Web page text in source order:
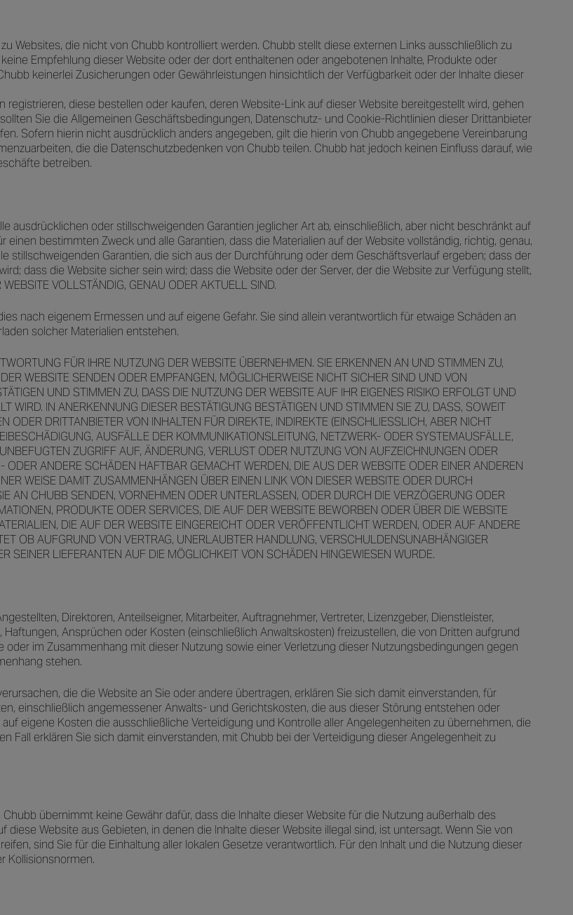
Websites, die nicht von Chubb kontrolliert werden. Chubb stellt diese externen Links ausschließlich zu
Empfehlung dieser Website oder der dort enthaltenen oder angebotenen Inhalte, Produkte oder
keinerlei Zusicherungen oder Gewährleistungen hinsichtlich der Verfügbarkeit oder der Inhalte dieser
diese bestellen oder kaufen, deren Website-Link auf dieser Website bereitgestellt wird, gehen
Sie die Allgemeinen Geschäftsbedingungen, Datenschutz- und Cookie-Richtlinien dieser Drittanbieter
Sofern hierin nicht ausdrücklich anders angegeben, gilt die hierin von Chubb angegebene Vereinbarung
die die Datenschutzbedenken von Chubb teilen. Chubb hat jedoch keinen Einfluss darauf, wie
betreiben.
ausdrücklichen oder stillschweigenden Garantien jeglicher Art ab, einschließlich, aber nicht beschränkt auf
bestimmten Zweck und alle Garantien, dass die Materialien auf der Website vollständig, richtig, genau,
stillschweigenden Garantien, die sich aus der Durchführung oder dem Geschäftsverlauf ergeben; dass der
dass die Website sicher sein wird; dass die Website oder der Server, der die Website zur Verfügung stellt,
VOLLSTÄNDIG, GENAU ODER AKTUELL SIND.
nach eigenem Ermessen und auf eigene Gefahr. Sie sind allein verantwortlich für etwaige Schäden an
solcher Materialien entstehen.
FÜR IHRE NUTZUNG DER WEBSITE ÜBERNEHMEN. SIE ERKENNEN AN UND STIMMEN ZU,
WEBSITE SENDEN ODER EMPFANGEN, MÖGLICHERWEISE NICHT SICHER SIND UND VON
UND STIMMEN ZU, DASS DIE NUTZUNG DER WEBSITE AUF IHR EIGENES RISIKO ERFOLGT UND
WIRD. IN ANERKENNUNG DIESER BESTÄTIGUNG BESTÄTIGEN UND STIMMEN SIE ZU, DASS, SOWEIT
DRITTANBIETER VON INHALTEN FÜR DIREKTE, INDIREKTE (EINSCHLIESSLICH, ABER NICHT
AUSFÄLLE DER KOMMUNIKATIONSLEITUNG, NETZWERK- ODER SYSTEMAUSFÄLLE,
ZUGRIFF AUF, ÄNDERUNG, VERLUST ODER NUTZUNG VON AUFZEICHNUNGEN ODER
ANDERE SCHÄDEN HAFTBAR GEMACHT WERDEN, DIE AUS DER WEBSITE ODER EINER ANDEREN
WEISE DAMIT ZUSAMMENHÄNGEN ÜBER EINEN LINK VON DIESER WEBSITE ODER DURCH
AN CHUBB SENDEN, VORNEHMEN ODER UNTERLASSEN, ODER DURCH DIE VERZÖGERUNG ODER
PRODUKTE ODER SERVICES, DIE AUF DER WEBSITE BEWORBEN ODER ÜBER DIE WEBSITE
DIE AUF DER WEBSITE EINGEREICHT ODER VERÖFFENTLICHT WERDEN, ODER AUF ANDERE
OB AUFGRUND VON VERTRAG, UNERLAUBTER HANDLUNG, VERSCHULDENSUNABHÄNGIGER
SEINER LIEFERANTEN AUF DIE MÖGLICHKEIT VON SCHÄDEN HINGEWIESEN WURDE.
Direktoren, Anteilseigner, Mitarbeiter, Auftragnehmer, Vertreter, Lizenzgeber, Dienstleister,
Ansprüchen oder Kosten (einschließlich Anwaltskosten) freizustellen, die von Dritten aufgrund
im Zusammenhang mit dieser Nutzung sowie einer Verletzung dieser Nutzungsbedingungen gegen
stehen.
die die Website an Sie oder andere übertragen, erklären Sie sich damit einverstanden, für
einschließlich angemessener Anwalts- und Gerichtskosten, die aus dieser Störung entstehen oder
eigene Kosten die ausschließliche Verteidigung und Kontrolle aller Angelegenheiten zu übernehmen, die
Fall erklären Sie sich damit einverstanden, mit Chubb bei der Verteidigung dieser Angelegenheit zu
übernimmt keine Gewähr dafür, dass die Inhalte dieser Website für die Nutzung außerhalb des
Website aus Gebieten, in denen die Inhalte dieser Website illegal sind, ist untersagt. Wenn Sie von
sind Sie für die Einhaltung aller lokalen Gesetze verantwortlich. Für den Inhalt und die Nutzung dieser
Kollisionsnormen.